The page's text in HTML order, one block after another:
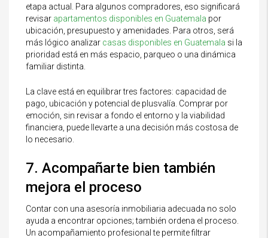
etapa actual. Para algunos compradores, eso significará
revisar apartamentos disponibles en Guatemala por
ubicación, presupuesto y amenidades. Para otros, será
más lógico analizar casas disponibles en Guatemala si la
prioridad está en más espacio, parqueo o una dinámica
familiar distinta.
La clave está en equilibrar tres factores: capacidad de
pago, ubicación y potencial de plusvalía. Comprar por
emoción, sin revisar a fondo el entorno y la viabilidad
financiera, puede llevarte a una decisión más costosa de
lo necesario.
7. Acompañarte bien también
mejora el proceso
Contar con una asesoría inmobiliaria adecuada no solo
ayuda a encontrar opciones; también ordena el proceso.
Un acompañamiento profesional te permite filtrar